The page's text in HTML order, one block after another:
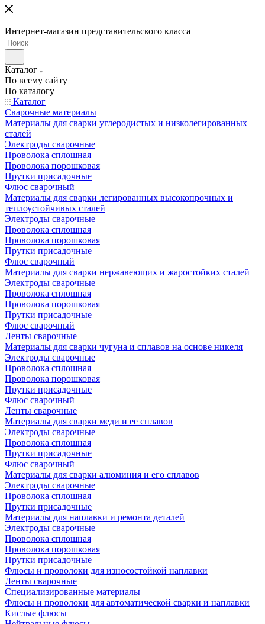
Интернет-магазин представительского класса
Каталог
По всему сайту
По каталогу
Каталог
Сварочные материалы
Материалы для сварки углеродистых и низколегированных
сталей
Электроды сварочные
Проволока сплошная
Проволока порошковая
Прутки присадочные
Флюс сварочный
Материалы для сварки легированных высокопрочных и
теплоустойчивых сталей
Электроды сварочные
Проволока сплошная
Проволока порошковая
Прутки присадочные
Флюс сварочный
Материалы для сварки нержавеющих и жаростойких сталей
Электроды сварочные
Проволока сплошная
Проволока порошковая
Прутки присадочные
Флюс сварочный
Ленты сварочные
Материалы для сварки чугуна и сплавов на основе никеля
Электроды сварочные
Проволока сплошная
Проволока порошковая
Прутки присадочные
Флюс сварочный
Ленты сварочные
Материалы для сварки меди и ее сплавов
Электроды сварочные
Проволока сплошная
Прутки присадочные
Флюс сварочный
Материалы для сварки алюминия и его сплавов
Электроды сварочные
Проволока сплошная
Прутки присадочные
Материалы для наплавки и ремонта деталей
Электроды сварочные
Проволока сплошная
Проволока порошковая
Прутки присадочные
Флюсы и проволоки для износостойкой наплавки
Ленты сварочные
Специализированные материалы
Флюсы и проволоки для автоматической сварки и наплавки
Кислые флюсы